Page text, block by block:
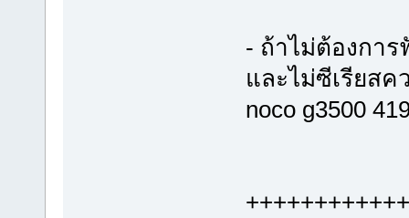
- ถ้าไม่ต้องกา
และไม่ซีเรียส
noco g3500